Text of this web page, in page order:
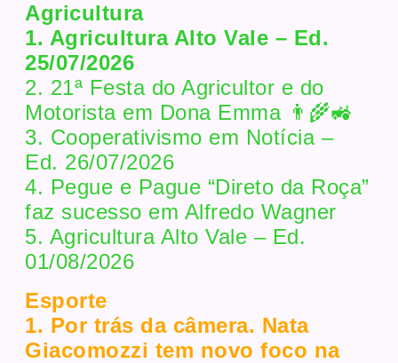
Agricultura
1. Agricultura Alto Vale – Ed.
25/07/2026
2. 21ª Festa do Agricultor e do
Motorista em Dona Emma 👨‍🌾🚜
3. Cooperativismo em Notícia –
Ed. 26/07/2026
4. Pegue e Pague “Direto da Roça”
faz sucesso em Alfredo Wagner
5. Agricultura Alto Vale – Ed.
01/08/2026
Esporte
1. Por trás da câmera. Nata
Giacomozzi tem novo foco na